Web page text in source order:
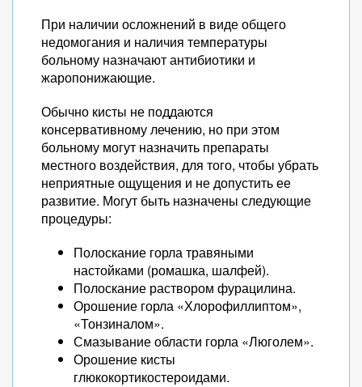
При наличии осложнений в виде общего
недомогания и наличия температуры
больному назначают антибиотики и
жаропонижающие.
Обычно кисты не поддаются
консервативному лечению, но при этом
больному могут назначить препараты
местного воздействия, для того, чтобы убрать
неприятные ощущения и не допустить ее
развитие. Могут быть назначены следующие
процедуры:
Полоскание горла травяными
настойками (ромашка, шалфей).
Полоскание раствором фурацилина.
Орошение горла «Хлорофиллиптом»,
«Тонзиналом».
Смазывание области горла «Люголем».
Орошение кисты
глюкокортикостероидами.